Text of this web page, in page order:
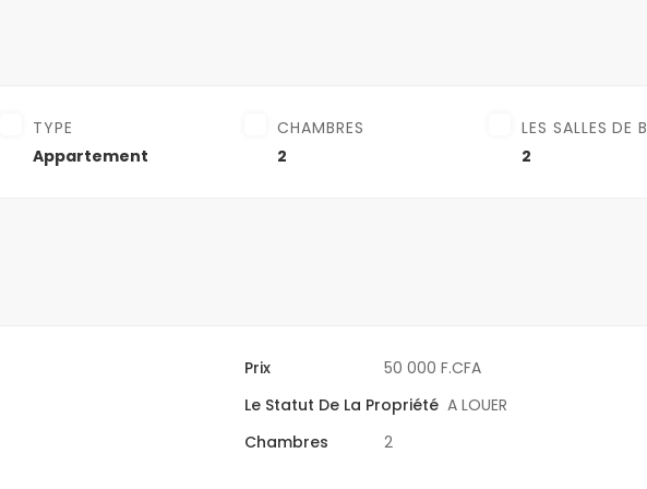
TYPE
Appartement
CHAMBRES
2
LES SALLES DE
2
Prix
50 000 F.CFA
Le Statut De La Propriété A LOUER
Chambres
2